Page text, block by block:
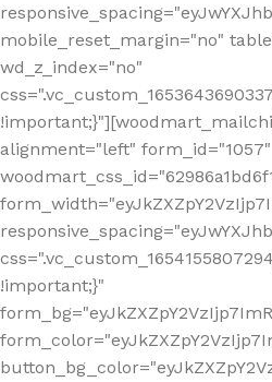
mobile_reset_margin="no"
wd_z_index="no"
alignment="left" form_id="1057"
!important;}"